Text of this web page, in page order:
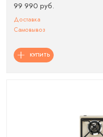
99 990 руб.
Доставка
Самовывоз
КУПИТЬ